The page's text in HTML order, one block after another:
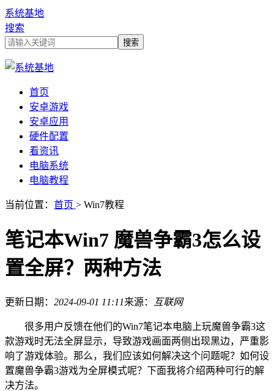
系统基地
搜索
首页
安卓游戏
安卓应用
硬件配置
看资讯
电脑系统
电脑教程
当前位置： 首页 > Win7教程
笔记本Win7 魔兽争霸3怎么设
置全屏？两种方法
更新日期： 2024-09-01 11:11来源： 互联网
很多用户反馈在他们的Win7笔记本电脑上玩魔兽争霸3这
款游戏时无法全屏显示，导致游戏画面两侧出现黑边，严重影
响了游戏体验。那么，我们应该如何解决这个问题呢？如何设
置魔兽争霸3游戏为全屏模式呢？下面我将介绍两种可行的解
决方法。